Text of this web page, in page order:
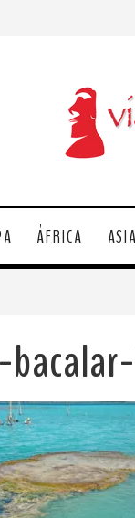
ÁFRICA ASIA